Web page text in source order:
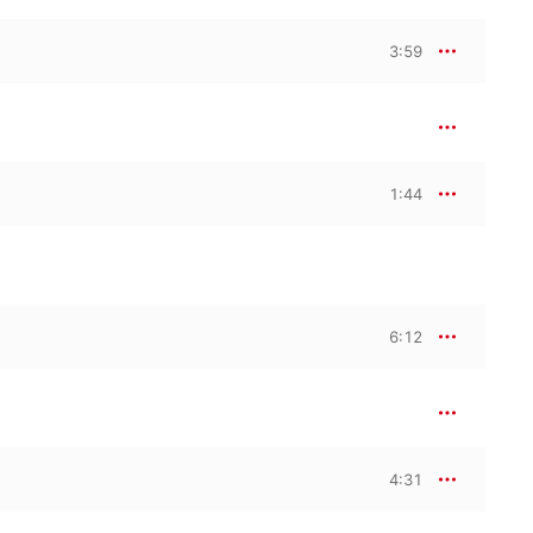
3:59
1:44
6:12
4:31